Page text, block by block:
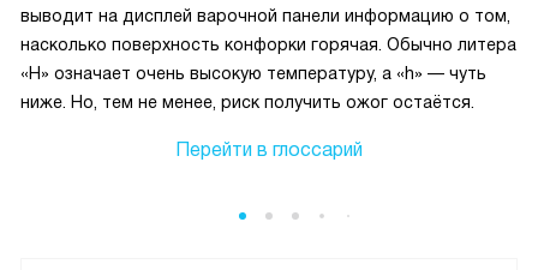
выводит на дисплей варочной панели информацию о том,
насколько поверхность конфорки горячая. Обычно литера
«H» означает очень высокую температуру, а «h» — чуть
ниже. Но, тем не менее, риск получить ожог остаётся.
Перейти в глоссарий